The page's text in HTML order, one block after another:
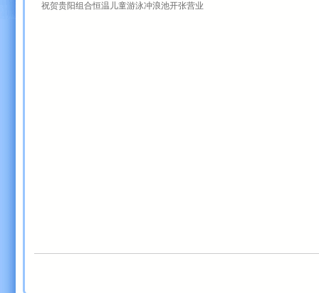
祝贺贵阳组合恒温儿童游泳冲浪池开张营业